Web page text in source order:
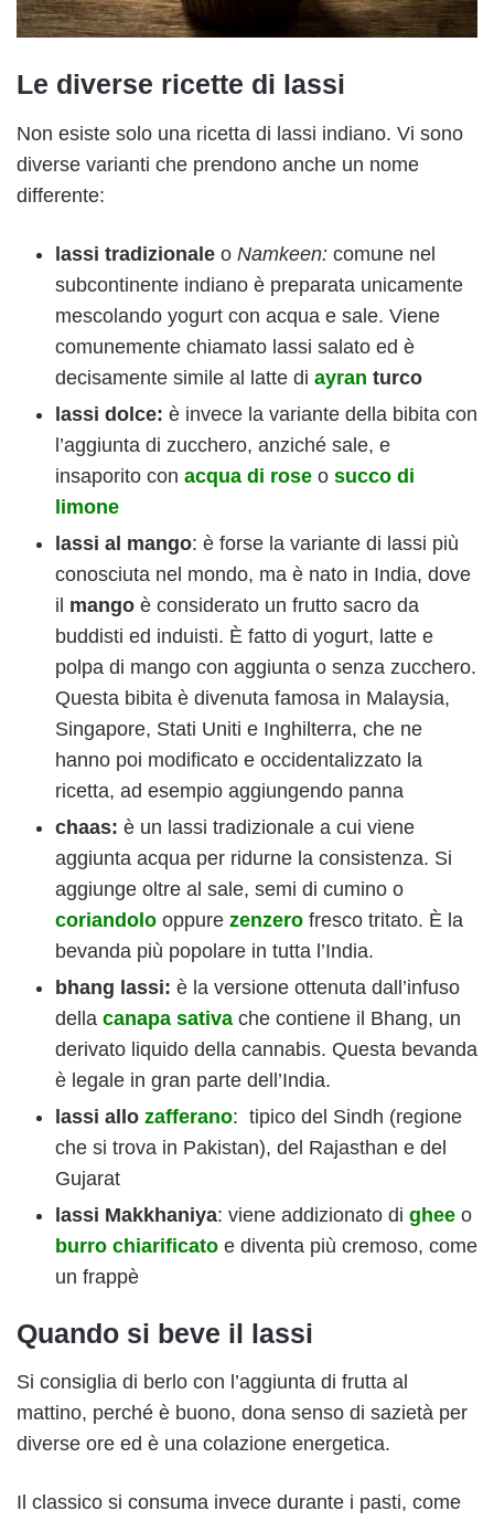
Le diverse ricette di lassi
Non esiste solo una ricetta di lassi indiano. Vi sono
diverse varianti che prendono anche un nome
differente:
lassi tradizionale o Namkeen: comune nel
subcontinente indiano è preparata unicamente
mescolando yogurt con acqua e sale. Viene
comunemente chiamato lassi salato ed è
decisamente simile al latte di ayran turco
lassi dolce: è invece la variante della bibita con
l’aggiunta di zucchero, anziché sale, e
insaporito con acqua di rose o succo di
limone
lassi al mango: è forse la variante di lassi più
conosciuta nel mondo, ma è nato in India, dove
il mango è considerato un frutto sacro da
buddisti ed induisti. È fatto di yogurt, latte e
polpa di mango con aggiunta o senza zucchero.
Questa bibita è divenuta famosa in Malaysia,
Singapore, Stati Uniti e Inghilterra, che ne
hanno poi modificato e occidentalizzato la
ricetta, ad esempio aggiungendo panna
chaas: è un lassi tradizionale a cui viene
aggiunta acqua per ridurne la consistenza. Si
aggiunge oltre al sale, semi di cumino o
coriandolo oppure zenzero fresco tritato. È la
bevanda più popolare in tutta l’India.
bhang lassi: è la versione ottenuta dall’infuso
della canapa sativa che contiene il Bhang, un
derivato liquido della cannabis. Questa bevanda
è legale in gran parte dell’India.
lassi allo zafferano: tipico del Sindh (regione
che si trova in Pakistan), del Rajasthan e del
Gujarat
lassi Makkhaniya: viene addizionato di ghee o
burro chiarificato e diventa più cremoso, come
un frappè
Quando si beve il lassi
Si consiglia di berlo con l’aggiunta di frutta al
mattino, perché è buono, dona senso di sazietà per
diverse ore ed è una colazione energetica.
Il classico si consuma invece durante i pasti, come